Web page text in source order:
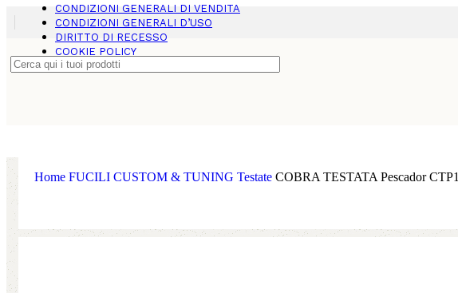
CONDIZIONI GENERALI DI VENDITA
CONDIZIONI GENERALI D’USO
DIRITTO DI RECESSO
COOKIE POLICY
22 products
FUCILI CUSTOM & TUNING(95)
39 products
Home FUCILI CUSTOM & TUNING Testate COBRA TESTATA Pescador CTP1